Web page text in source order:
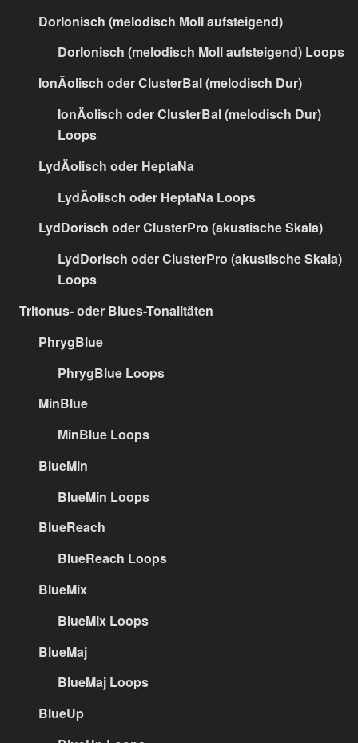
DorIonisch (melodisch Moll aufsteigend)
DorIonisch (melodisch Moll aufsteigend) Loops
IonÄolisch oder ClusterBal (melodisch Dur)
IonÄolisch oder ClusterBal (melodisch Dur)
Loops
LydÄolisch oder HeptaNa
LydÄolisch oder HeptaNa Loops
LydDorisch oder ClusterPro (akustische Skala)
LydDorisch oder ClusterPro (akustische Skala)
Loops
Tritonus- oder Blues-Tonalitäten
PhrygBlue
PhrygBlue Loops
MinBlue
MinBlue Loops
BlueMin
BlueMin Loops
BlueReach
BlueReach Loops
BlueMix
BlueMix Loops
BlueMaj
BlueMaj Loops
BlueUp